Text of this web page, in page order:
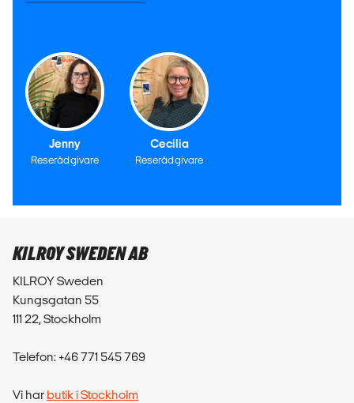
Jenny
Reserådgivare
Cecilia
Reserådgivare
KILROY SWEDEN AB
KILROY Sweden
Kungsgatan 55
111 22, Stockholm
Telefon: +46 771 545 769
Vi har butik i Stockholm